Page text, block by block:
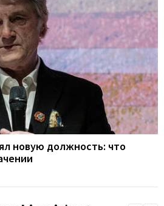
новую должность: что